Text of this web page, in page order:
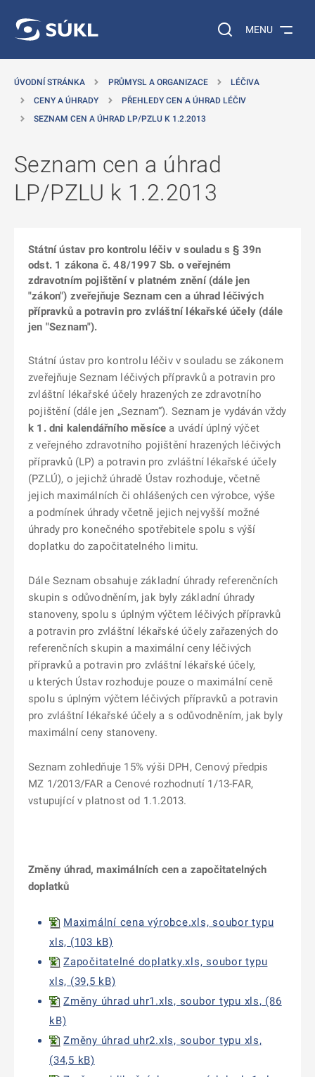
Vyhledávání na
MENU
ÚVODNÍ STRÁNKA PRŮMYSL A ORGANIZACE
LÉČIVA
CENY A ÚHRADY
PŘEHLEDY CEN A ÚHRAD LÉČIV
SEZNAM CEN A ÚHRAD LP/PZLU K 1.2.2013
Seznam cen a úhrad
LP/PZLU k 1.2.2013
Státní ústav pro kontrolu léčiv v souladu s § 39n
odst. 1 zákona č. 48/1997 Sb. o veřejném
zdravotním pojištění v platném znění (dále jen
"zákon") zveřejňuje Seznam cen a úhrad léčivých
přípravků a potravin pro zvláštní lékařské účely (dále
jen "Seznam").
Státní ústav pro kontrolu léčiv v souladu se zákonem
zveřejňuje Seznam léčivých přípravků a potravin pro
zvláštní lékařské účely hrazených ze zdravotního
pojištění (dále jen „Seznam“). Seznam je vydáván vždy
k 1. dni kalendářního měsíce a uvádí úplný výčet
z veřejného zdravotního pojištění hrazených léčivých
přípravků (LP) a potravin pro zvláštní lékařské účely
(PZLÚ), o jejichž úhradě Ústav rozhoduje, včetně
jejich maximálních či ohlášených cen výrobce, výše
a podmínek úhrady včetně jejich nejvyšší možné
úhrady pro konečného spotřebitele spolu s výší
doplatku do započitatelného limitu.
Dále Seznam obsahuje základní úhrady referenčních
skupin s odůvodněním, jak byly základní úhrady
stanoveny, spolu s úplným výčtem léčivých přípravků
a potravin pro zvláštní lékařské účely zařazených do
referenčních skupin a maximální ceny léčivých
přípravků a potravin pro zvláštní lékařské účely,
u kterých Ústav rozhoduje pouze o maximální ceně
spolu s úplným výčtem léčivých přípravků a potravin
pro zvláštní lékařské účely a s odůvodněním, jak byly
maximální ceny stanoveny.
Seznam zohledňuje 15% výši DPH, Cenový předpis
MZ 1/2013/FAR a Cenové rozhodnutí 1/13-FAR,
vstupující v platnost od 1.1.2013.
Změny úhrad, maximálních cen a započitatelných
doplatků
Maximální cena výrobce.xls, soubor typu
xls, (103 kB)
Započitatelné doplatky.xls, soubor typu
xls, (39,5 kB)
Změny úhrad uhr1.xls, soubor typu xls, (86
kB)
Změny úhrad uhr2.xls, soubor typu xls,
(34,5 kB)